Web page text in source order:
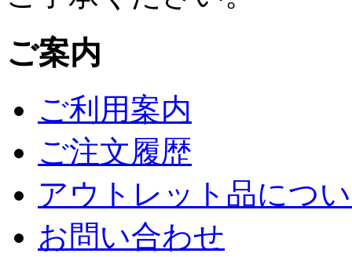
ご案内
ご利用案内
ご注文履歴
アウトレット品につ
お問い合わせ